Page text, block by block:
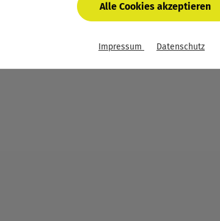
der Vogel Communications Group. Unser
Copyright © 2026 Vogel Communications Group
Alle Cookies akzeptieren
Impressum Datenschutz